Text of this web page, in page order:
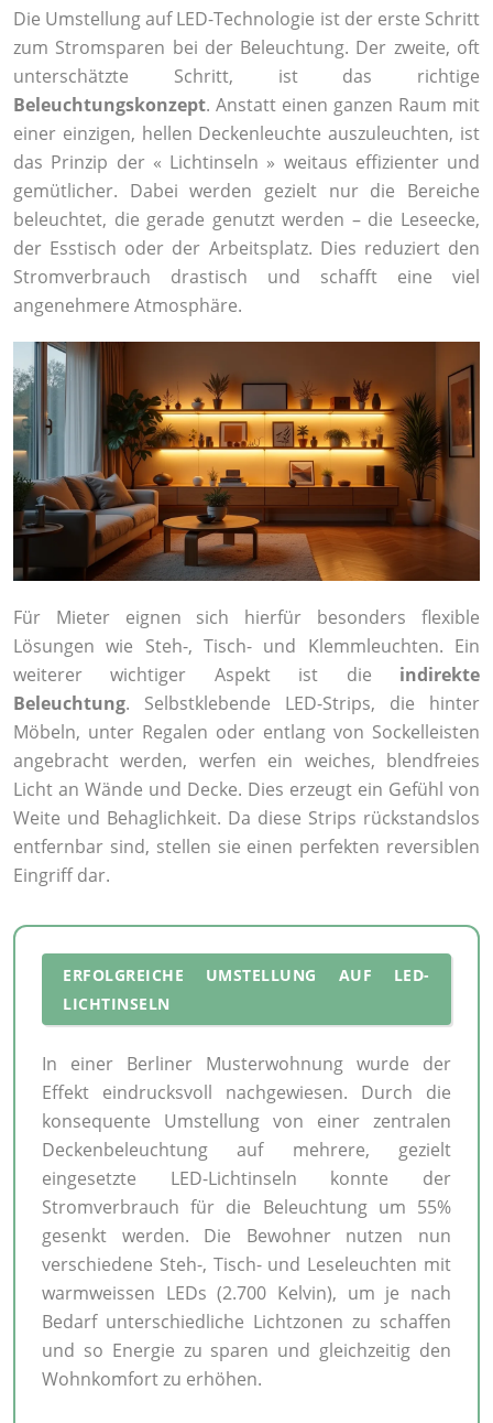
Die Umstellung auf LED-Technologie ist der erste Schritt
zum Stromsparen bei der Beleuchtung. Der zweite, oft
unterschätzte Schritt, ist das richtige
Beleuchtungskonzept. Anstatt einen ganzen Raum mit
einer einzigen, hellen Deckenleuchte auszuleuchten, ist
das Prinzip der « Lichtinseln » weitaus effizienter und
gemütlicher. Dabei werden gezielt nur die Bereiche
beleuchtet, die gerade genutzt werden – die Leseecke,
der Esstisch oder der Arbeitsplatz. Dies reduziert den
Stromverbrauch drastisch und schafft eine viel
angenehmere Atmosphäre.
Für Mieter eignen sich hierfür besonders flexible
Lösungen wie Steh-, Tisch- und Klemmleuchten. Ein
weiterer wichtiger Aspekt ist die indirekte
Beleuchtung. Selbstklebende LED-Strips, die hinter
Möbeln, unter Regalen oder entlang von Sockelleisten
angebracht werden, werfen ein weiches, blendfreies
Licht an Wände und Decke. Dies erzeugt ein Gefühl von
Weite und Behaglichkeit. Da diese Strips rückstandslos
entfernbar sind, stellen sie einen perfekten reversiblen
Eingriff dar.
ERFOLGREICHE UMSTELLUNG AUF LED-
LICHTINSELN
In einer Berliner Musterwohnung wurde der
Effekt eindrucksvoll nachgewiesen. Durch die
konsequente Umstellung von einer zentralen
Deckenbeleuchtung auf mehrere, gezielt
eingesetzte LED-Lichtinseln konnte der
Stromverbrauch für die Beleuchtung um 55%
gesenkt werden. Die Bewohner nutzen nun
verschiedene Steh-, Tisch- und Leseleuchten mit
warmweissen LEDs (2.700 Kelvin), um je nach
Bedarf unterschiedliche Lichtzonen zu schaffen
und so Energie zu sparen und gleichzeitig den
Wohnkomfort zu erhöhen.